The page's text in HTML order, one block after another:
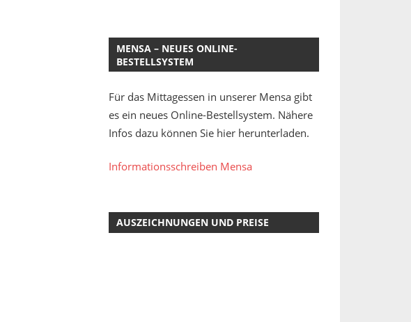
MENSA – NEUES ONLINE-
BESTELLSYSTEM
Für das Mittagessen in unserer Mensa gibt
es ein neues Online-Bestellsystem. Nähere
Infos dazu können Sie hier herunterladen.
Informationsschreiben Mensa
AUSZEICHNUNGEN UND PREISE